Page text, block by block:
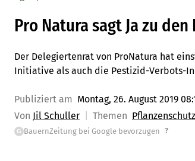
Pro Natura sagt Ja zu
Der Delegiertenrat von ProNatura hat
Initiative als auch die Pestizid-Verbots-
Publiziert am Montag, 26. August 2019
Von Jil Schuller Themen Pflanzenschutz
G BauernZeitung bei Google bevorzugen ?